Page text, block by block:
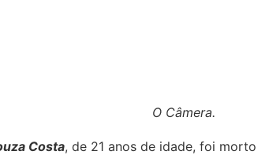
O Câmera.
Costa, de 21 anos de idade, foi